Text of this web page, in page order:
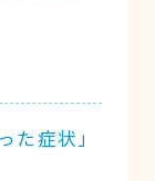
た症状」